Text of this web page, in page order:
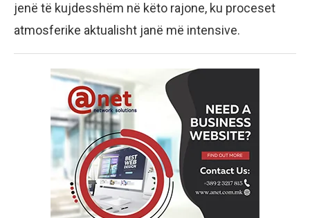
jenë të kujdesshëm në këto rajone, ku proceset
atmosferike aktualisht janë më intensive.